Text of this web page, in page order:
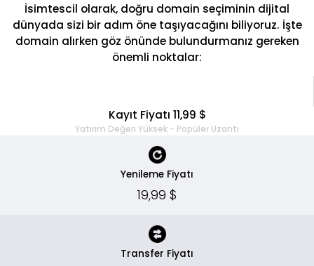
İsimtescil olarak, doğru domain seçiminin dijital
dünyada sizi bir adım öne taşıyacağını biliyoruz. İşte
domain alırken göz önünde bulundurmanız gereken
önemli noktalar:
Kayıt Fiyatı 11,99 $
Yatırım Değeri Yüksek - Popüler Uzantı
Yenileme Fiyatı
19,99 $
Transfer Fiyatı